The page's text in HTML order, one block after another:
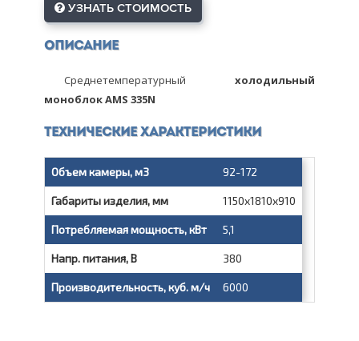
УЗНАТЬ СТОИМОСТЬ
Описание
Среднетемпературный холодильный
моноблок AMS 335N
Технические характеристики
Объем камеры, м3 92-172
Габариты изделия, мм 1150x1810x910
Потребляемая мощность, кВт 5,1
Напр. питания, В 380
Производительность, куб. м/ч 6000